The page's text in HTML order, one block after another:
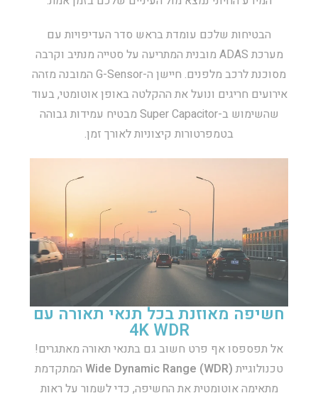
הבטיחות שלכם עומדת בראש סדר העדיפויות עם
מערכת ADAS מובנית המתריעה על סטייה מנתיב וקרבה
מסוכנת לרכב מלפנים. חיישן ה-G-Sensor המובנה מזהה
אירועים חריגים ונועל את ההקלטה באופן אוטומטי, בעוד
שהשימוש ב-Super Capacitor מבטיח עמידות גבוהה
בטמפרטורות קיצוניות לאורך זמן.
חשיפה מאוזנת בכל תנאי תאורה עם
4K WDR
אל תפספסו אף פרט חשוב גם בתנאי תאורה מאתגרים!
טכנולוגיית Wide Dynamic Range (WDR) המתקדמת
מתאימה אוטומטית את החשיפה, כדי לשמור על ראות